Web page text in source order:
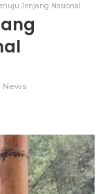
Jenjang Nasional
News